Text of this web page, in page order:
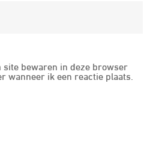
site bewaren in deze browser
wanneer ik een reactie plaats.